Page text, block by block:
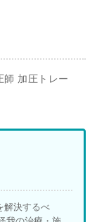
師 加圧トレー
解決するべ